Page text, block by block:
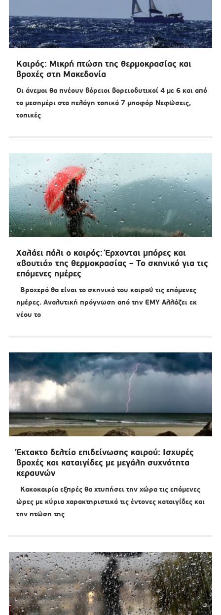
Καιρός: Μικρή πτώση της θερμοκρασίας και
βροχές στη Μακεδονία
Οι άνεμοι θα πνέουν βόρειοι βορειοδυτικοί 4 με 6 και από
το μεσημέρι στα πελάγη τοπικά 7 μποφόρ Νεφώσεις,
τοπικές
Χαλάει πάλι ο καιρός: Έρχονται μπόρες και
«βουτιά» της θερμοκρασίας – Το σκηνικό για τις
επόμενες ημέρες
Βροχερό θα είναι το σκηνικό του καιρού τις επόμενες
ημέρες. Αναλυτική πρόγνωση από την ΕΜΥ Αλλάζει εκ
νέου το
Έκτακτο δελτίο επιδείνωσης καιρού: Ισχυρές
βροχές και καταιγίδες με μεγάλη συχνότητα
κεραυνών
Κακοκαιρία εξπρές θα χτυπήσει την χώρα τις επόμενες
ώρες με κύρια χαρακτηριστικά τις έντονες καταιγίδες και
την πτώση της